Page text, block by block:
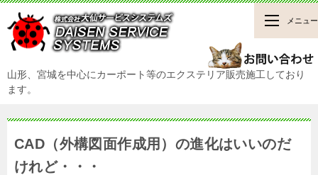
山形、宮城を中心にカーポート等のエクステリア販売施工しており
ます。
メニュー
CAD（外構図面作成用）の進化はいいのだ
けれど・・・